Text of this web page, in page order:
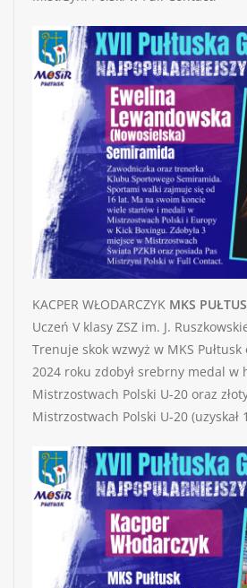
KACPER WŁODARCZYK MKS
Uczeń V klasy ZSZ im. J.
Trenuje skok wzwyż w MKS
2024 roku zdobył srebrny medal w
Mistrzostwach Polski U-20 oraz
Mistrzostwach Polski U-20 (uzyskał